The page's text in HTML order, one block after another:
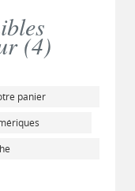
(4)
panier